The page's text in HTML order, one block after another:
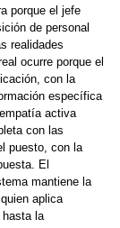
porque el jefe
de personal
realidades
ocurre porque el
con la
específica
activa
con las
puesto, con la
El
mantiene la
aplica
hasta la